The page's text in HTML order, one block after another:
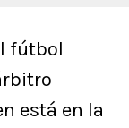
fútbol
está en la